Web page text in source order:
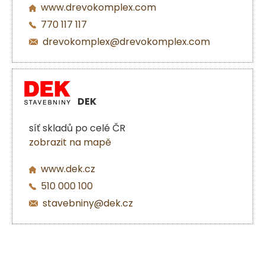
www.drevokomplex.com
770 117 117
drevokomplex@drevokomplex.com
DEK
síť skladů po celé ČR
zobrazit na mapě
www.dek.cz
510 000 100
stavebniny@dek.cz